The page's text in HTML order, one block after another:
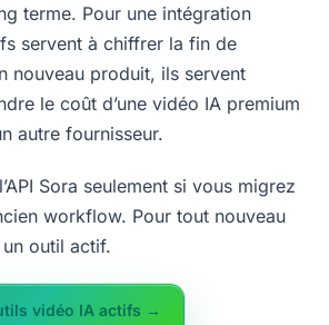
terme. Pour une intégration
servent à chiffrer la fin de
nouveau produit, ils servent
le coût d’une vidéo IA premium
autre fournisseur.
Sora seulement si vous migrez
workflow. Pour tout nouveau
outil actif.
vidéo IA actifs →